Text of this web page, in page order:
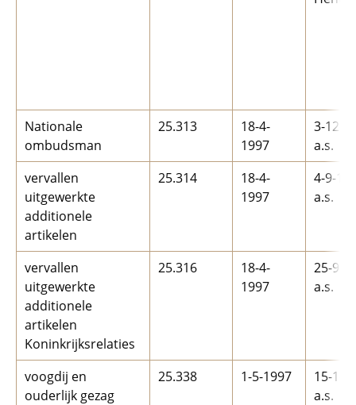
Nationale
ombudsman
25.313
18-4-
1997
3-12-
a.s.
vervallen
uitgewerkte
additionele
artikelen
25.314
18-4-
1997
4-9-
a.s.
vervallen
uitgewerkte
additionele
artikelen
Koninkrijksrelaties
25.316
18-4-
1997
25-9-
a.s.
voogdij en
ouderlijk gezag
25.338 1-5-1997
15-1-
a.s.